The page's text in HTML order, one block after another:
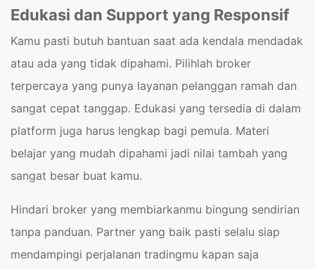
Edukasi dan Support yang Responsif
Kamu pasti butuh bantuan saat ada kendala mendadak
atau ada yang tidak dipahami. Pilihlah broker
terpercaya yang punya layanan pelanggan ramah dan
sangat cepat tanggap. Edukasi yang tersedia di dalam
platform juga harus lengkap bagi pemula. Materi
belajar yang mudah dipahami jadi nilai tambah yang
sangat besar buat kamu.
Hindari broker yang membiarkanmu bingung sendirian
tanpa panduan. Partner yang baik pasti selalu siap
mendampingi perjalanan tradingmu kapan saja